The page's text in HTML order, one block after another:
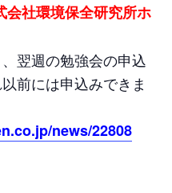
会社環境保全研究所ホ
翌週の勉強会の申込
前には申込みできま
news/22808